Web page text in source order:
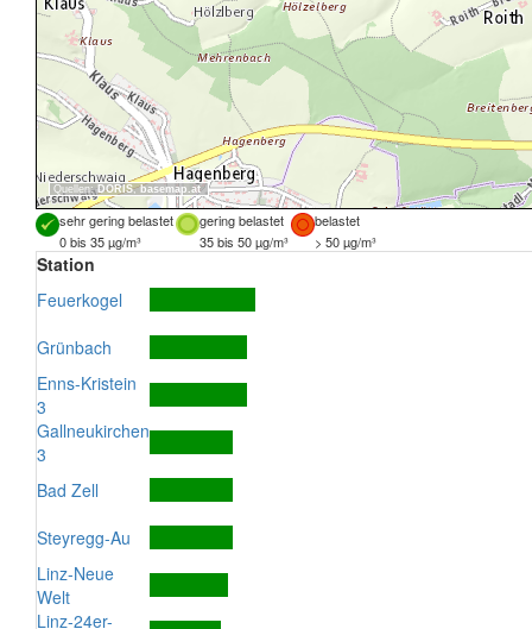
Quellen: DORIS,basemap.at
sehr gering belastet gering belastet
belastet
0 bis 35 µg/m³
35 bis 50 µg/m³ > 50 µg/m³
Station
Feuerkogel
Grünbach
Enns-Kristein
3
Gallneukirchen
3
Bad Zell
Steyregg-Au
Linz-Neue
Welt
Linz-24er-